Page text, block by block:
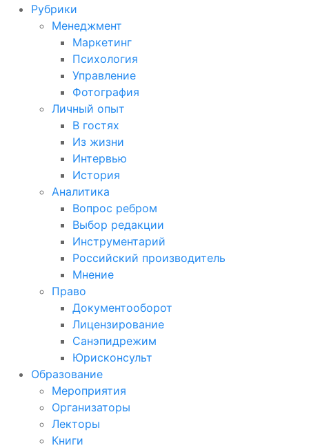
Рубрики
Менеджмент
Маркетинг
Психология
Управление
Фотография
Личный опыт
В гостях
Из жизни
Интервью
История
Аналитика
Вопрос ребром
Выбор редакции
Инструментарий
Российский производитель
Мнение
Право
Документооборот
Лицензирование
Санэпидрежим
Юрисконсульт
Образование
Мероприятия
Организаторы
Лекторы
Книги